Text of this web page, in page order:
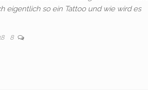
eigentlich so ein Tattoo und wie wird es
8